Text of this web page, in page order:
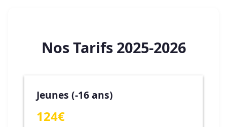
Nos Tarifs 2025-2026
Jeunes (-16 ans)
124€